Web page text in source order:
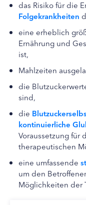
das Risiko für die
Folgekrankheiten
eine erheblich
Ernährung und
ist,
Mahlzeiten
die
sind,
die
kontinuierliche
Voraussetzung für
therapeutischen
eine umfassende
um den
Möglichkeiten der